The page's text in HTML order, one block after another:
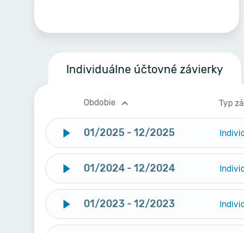
Individuálne účtovné závierky
Obdobie Typ
01/2025 - 12/2025
01/2024 - 12/2024
01/2023 - 12/2023